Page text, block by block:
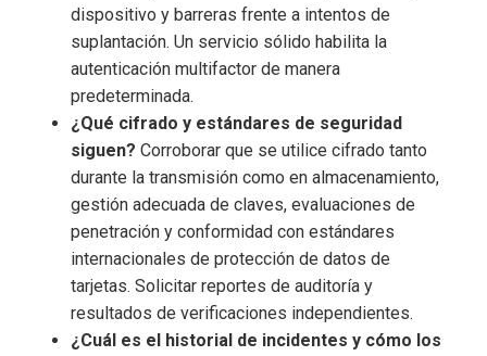
dispositivo y barreras frente a intentos de
suplantación. Un servicio sólido habilita la
autenticación multifactor de manera
predeterminada.
¿Qué cifrado y estándares de seguridad
siguen? Corroborar que se utilice cifrado tanto
durante la transmisión como en almacenamiento,
gestión adecuada de claves, evaluaciones de
penetración y conformidad con estándares
internacionales de protección de datos de
tarjetas. Solicitar reportes de auditoría y
resultados de verificaciones independientes.
¿Cuál es el historial de incidentes y cómo los